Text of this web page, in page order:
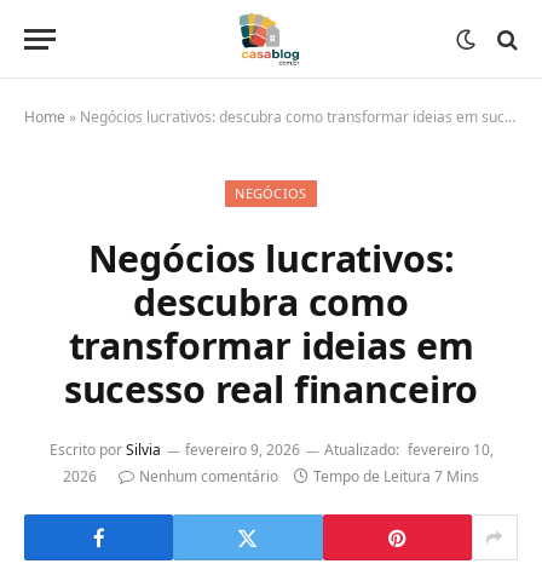
Home » Negócios lucrativos: descubra como transformar ideias em sucesso real financeiro
NEGÓCIOS
Negócios lucrativos:
descubra como
transformar ideias em
sucesso real financeiro
Escrito por Silvia fevereiro 9, 2026 Atualizado: fevereiro 10,
2026
Nenhum comentário Tempo de Leitura 7 Mins